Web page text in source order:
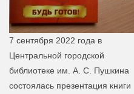
7 сентября 2022 года в
Центральной городской
библиотеке им. А. С. Пушкина
состоялась презентация книги